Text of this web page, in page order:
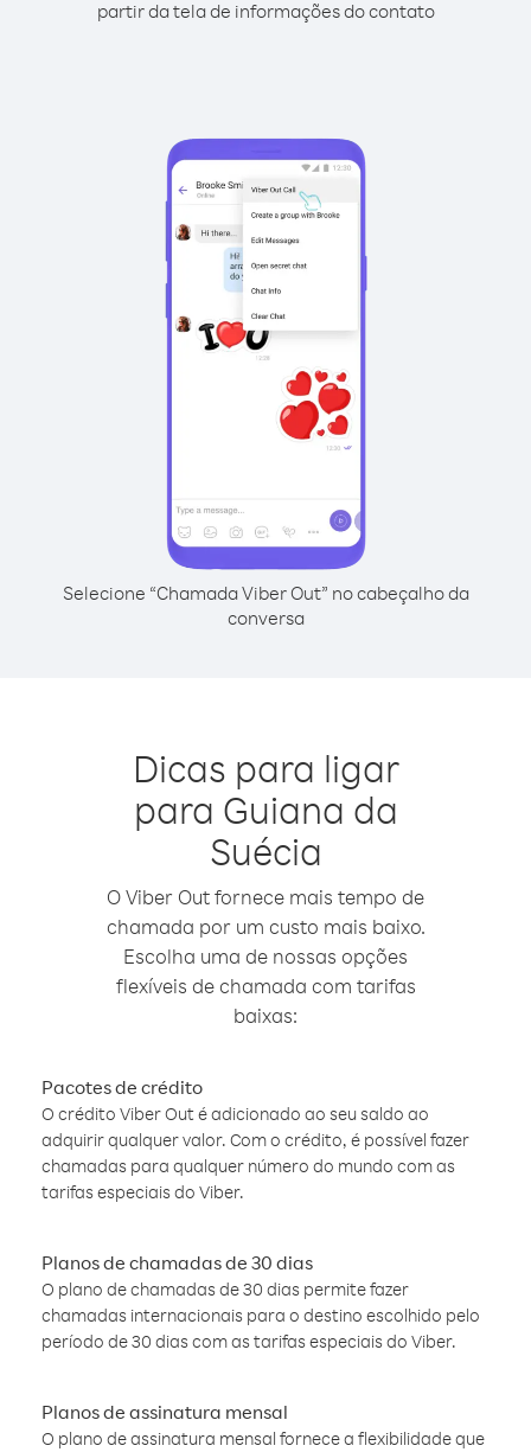
partir da tela de informações do contato
Selecione “Chamada Viber Out” no cabeçalho da
conversa
Dicas para ligar
para Guiana da
Suécia
O Viber Out fornece mais tempo de
chamada por um custo mais baixo.
Escolha uma de nossas opções
flexíveis de chamada com tarifas
baixas:
Pacotes de crédito
O crédito Viber Out é adicionado ao seu saldo ao
adquirir qualquer valor. Com o crédito, é possível fazer
chamadas para qualquer número do mundo com as
tarifas especiais do Viber.
Planos de chamadas de 30 dias
O plano de chamadas de 30 dias permite fazer
chamadas internacionais para o destino escolhido pelo
período de 30 dias com as tarifas especiais do Viber.
Planos de assinatura mensal
O plano de assinatura mensal fornece a flexibilidade que